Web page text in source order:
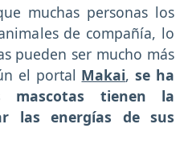
muchas personas los
de compañía, lo
pueden ser mucho más
el portal Makai,se ha
mascotas tienen la
las energías de sus